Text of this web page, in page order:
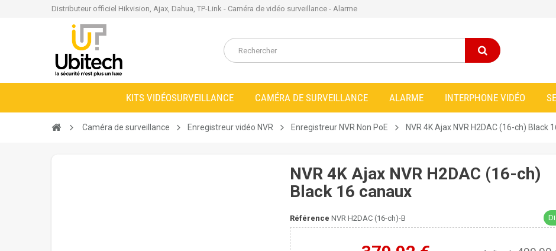
Distributeur officiel Hikvision, Ajax, Dahua, TP-Link - Caméra de vidéo surveillance - Alarme
KITS VIDÉOSURVEILLANCE CAMÉRA DE SURVEILLANCE ALARME INTERPHONE VIDÉO
Caméra de surveillance Enregistreur vidéo NVR Enregistreur NVR Non PoE NVR 4K Ajax NVR H2DAC (16-ch) Black
NVR 4K Ajax NVR H2DAC (16-ch)
Black 16 canaux
Référence NVR H2DAC (16-ch)-B